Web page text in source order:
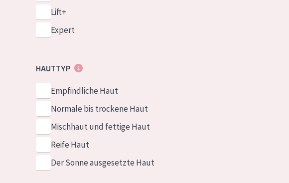
Lift+
Expert
HAUTTYP
Empfindliche Haut
Normale bis trockene Haut
Mischhaut und fettige Haut
Reife Haut
Der Sonne ausgesetzte Haut